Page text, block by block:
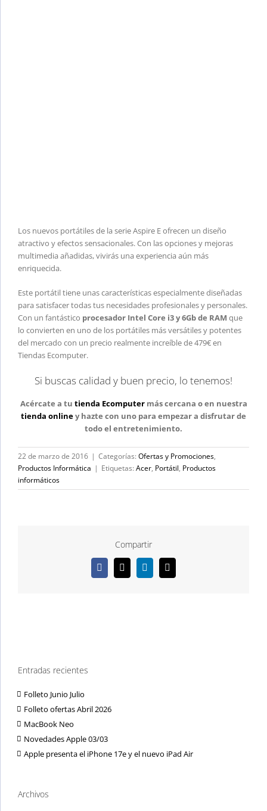
Los nuevos portátiles de la serie Aspire E ofrecen un diseño
atractivo y efectos sensacionales. Con las opciones y mejoras
multimedia añadidas, vivirás una experiencia aún más
enriquecida.
Este portátil tiene unas características especialmente diseñadas
para satisfacer todas tus necesidades profesionales y personales.
Con un fantástico procesador Intel Core i3 y 6Gb de RAM que
lo convierten en uno de los portátiles más versátiles y potentes
del mercado con un precio realmente increíble de 479€ en
Tiendas Ecomputer.
Si buscas calidad y buen precio, lo tenemos!
Acércate a tu tienda Ecomputer más cercana o en nuestra
tienda onliney hazte con uno para empezar a disfrutar de
todo el entretenimiento.
22 de marzo de 2016 | Categorías: Ofertas y Promociones,
Productos Informática | Etiquetas: Acer, Portátil, Productos
informáticos
Compartir
Facebook
X LinkedInCorreo
electrónico
Entradas recientes
Folleto Junio Julio
Folleto ofertas Abril 2026
MacBook Neo
Novedades Apple 03/03
Apple presenta el iPhone 17e y el nuevo iPad Air
Archivos